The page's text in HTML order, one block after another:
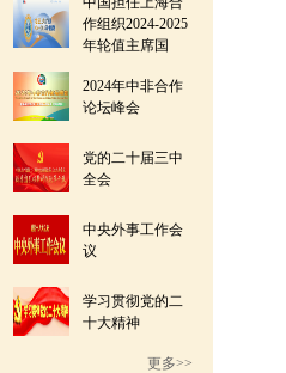
作组织2024-2025
年轮值主席国
2024年中非合作
论坛峰会
党的二十届三中
全会
中央外事工作会
议
学习贯彻党的二
十大精神
更多>>